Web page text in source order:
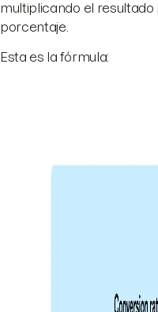
multiplicando el
porcentaje.
Esta es la fórmula: